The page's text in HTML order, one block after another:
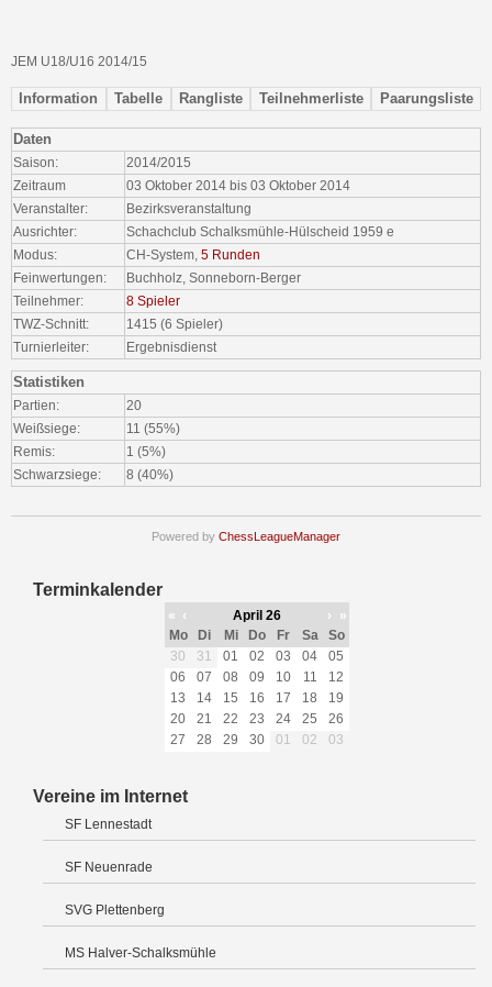
JEM U18/U16 2014/15
Information Tabelle Rangliste Teilnehmerliste Paarungsliste
Daten
Saison:
2014/2015
Zeitraum
03 Oktober 2014 bis 03 Oktober 2014
Veranstalter:
Bezirksveranstaltung
Ausrichter:
Schachclub Schalksmühle-Hülscheid 1959 e
Modus:
CH-System,5 Runden
Feinwertungen:
Buchholz, Sonneborn-Berger
Teilnehmer:
8 Spieler
TWZ-Schnitt:
1415 (6 Spieler)
Turnierleiter:
Ergebnisdienst
Statistiken
Partien:
20
Weißsiege:
11 (55%)
Remis:
1 (5%)
Schwarzsiege:
8 (40%)
Powered by ChessLeagueManager
Terminkalender
« ‹ April 26 ›
»
Mo
Di Mi Do Fr Sa
So
30
31 01 02 03 04
05
06
07 08 09 10 11
12
13
14 15 16 17 18
19
20
21 22 23 24 25
26
27
28 29 30 01 02 03
Vereine im Internet
SF Lennestadt
SF Neuenrade
SVG Plettenberg
MS Halver-Schalksmühle